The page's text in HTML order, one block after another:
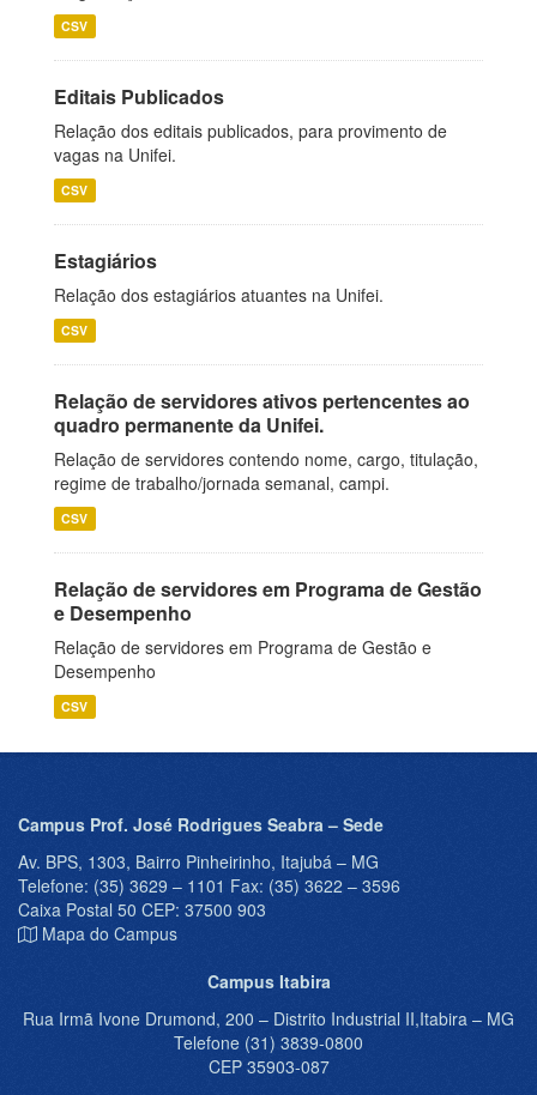
CSV
Editais Publicados
Relação dos editais publicados, para provimento de
vagas na Unifei.
CSV
Estagiários
Relação dos estagiários atuantes na Unifei.
CSV
Relação de servidores ativos pertencentes ao
quadro permanente da Unifei.
Relação de servidores contendo nome, cargo, titulação,
regime de trabalho/jornada semanal, campi.
CSV
Relação de servidores em Programa de Gestão
e Desempenho
Relação de servidores em Programa de Gestão e
Desempenho
CSV
Campus Prof. José Rodrigues Seabra – Sede
Av. BPS, 1303, Bairro Pinheirinho, Itajubá – MG
Telefone: (35) 3629 – 1101 Fax: (35) 3622 – 3596
Caixa Postal 50 CEP: 37500 903
Mapa do Campus
Campus Itabira
Rua Irmã Ivone Drumond, 200 – Distrito Industrial II,Itabira – MG
Telefone (31) 3839-0800
CEP 35903-087